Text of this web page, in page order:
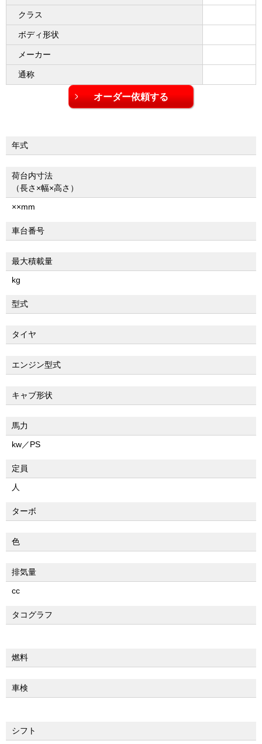
クラス
ボディ形状
メーカー
通称
年式
荷台内寸法
（長さ×幅×高さ）
××mm
車台番号
最大積載量
kg
型式
タイヤ
エンジン型式
キャブ形状
馬力
kw／PS
定員
人
ターボ
色
排気量
cc
タコグラフ
燃料
車検
シフト